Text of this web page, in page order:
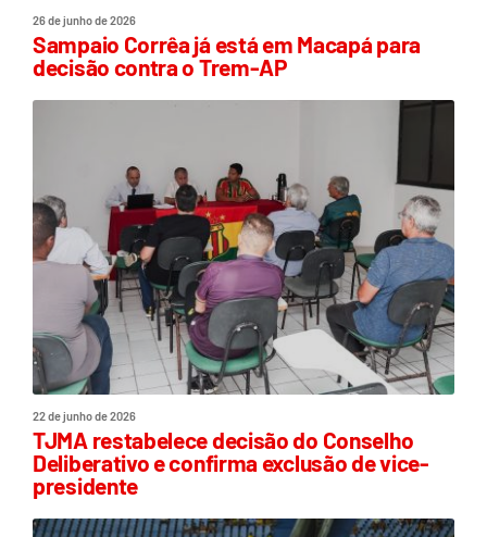
26 de junho de 2026
Sampaio Corrêa já está em Macapá para
decisão contra o Trem-AP
22 de junho de 2026
TJMA restabelece decisão do Conselho
Deliberativo e confirma exclusão de vice-
presidente